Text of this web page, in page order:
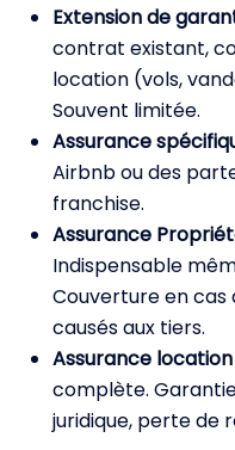
Extension de
contrat existant,
location (vols,
Souvent limitée.
Assurance
Airbnb ou des
franchise.
Assurance
Indispensable
Couverture en cas
causés aux tiers.
Assurance
complète.
juridique, perte de